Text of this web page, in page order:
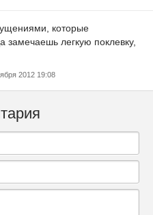
которые
замечаешь легкую поклевку,
2012 19:08